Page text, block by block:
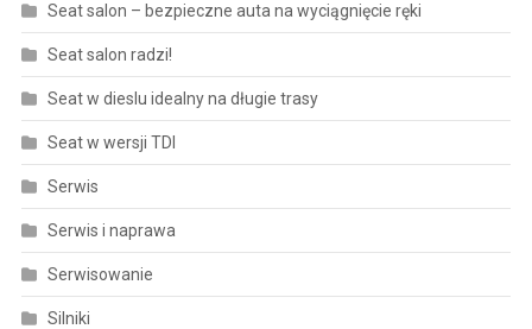
Seat salon – bezpieczne auta na wyciągnięcie ręki
Seat salon radzi!
Seat w dieslu idealny na długie trasy
Seat w wersji TDI
Serwis
Serwis i naprawa
Serwisowanie
Silniki